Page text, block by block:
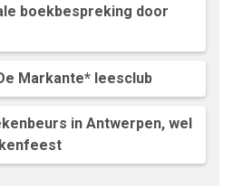
boekbespreking door
Markante* leesclub
in Antwerpen, wel